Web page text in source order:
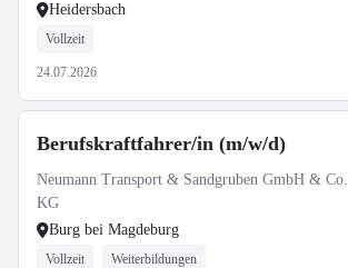
Heidersbach
Vollzeit
24.07.2026
Berufskraftfahrer/in (m/w/d)
Neumann Transport & Sandgruben GmbH & Co.
KG
Burg bei Magdeburg
Vollzeit Weiterbildungen